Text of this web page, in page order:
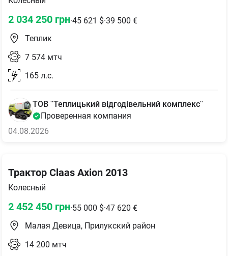
2 034 250 грн·45 621 $·39 500 €
Теплик
7 574 мтч
165 л.с.
ТОВ "Теплицький відгодівельний комплекс"
Проверенная компания
04.08.2026
Трактор Claas Axion 2013
Колесный
2 452 450 грн·55 000 $·47 620 €
Малая Девица, Прилукский район
14 200 мтч